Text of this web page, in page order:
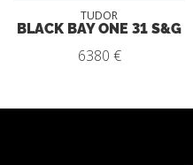
TUDOR
BLACK BAY ONE 31 S&G
6380 €